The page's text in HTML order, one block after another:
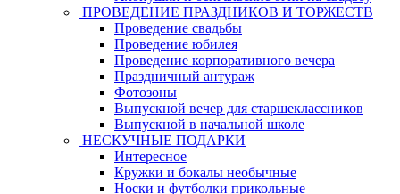
ПРОВЕДЕНИЕ ПРАЗДНИКОВ И ТОРЖЕСТВ
Проведение свадьбы
Проведение юбилея
Проведение корпоративного вечера
Праздничный антураж
Фотозоны
Выпускной вечер для старшеклассников
Выпускной в начальной школе
НЕСКУЧНЫЕ ПОДАРКИ
Интересное
Кружки и бокалы необычные
Носки и футболки прикольные